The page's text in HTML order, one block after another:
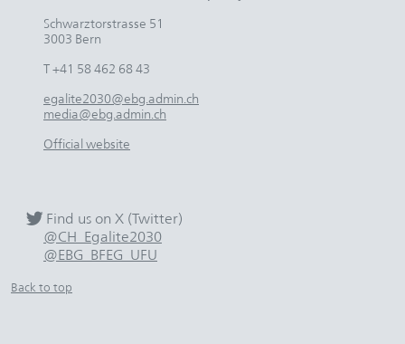
Schwarztorstrasse 51
3003 Bern
T +41 58 462 68 43
egalite2030@ebg.admin.ch
media@ebg.admin.ch
Official website
Find us on X (Twitter)
@CH_Egalite2030
@EBG_BFEG_UFU
Back to top